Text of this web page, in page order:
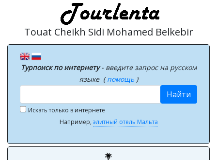
Touat Cheikh Sidi Mohamed Belkebir
Турпоиск по интернету- введите запрос на русском
языке (помощь )
Найти
Искать только в интернете
Например, элитный отель Мальта